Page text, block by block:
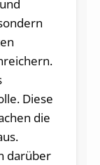
Diese
die
darüber